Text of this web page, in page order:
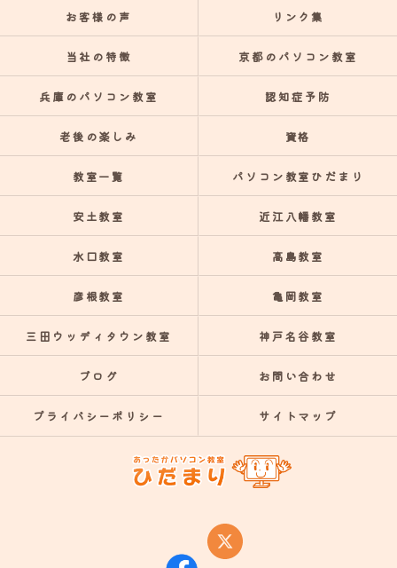
お客様の声 リンク集
当社の特徴 京都のパソコン教室
兵庫のパソコン教室 認知症予防
老後の楽しみ 資格
教室一覧 パソコン教室ひだまり
安土教室 近江八幡教室
水口教室 高島教室
彦根教室 亀岡教室
三田ウッディタウン教室 神戸名谷教室
ブログ お問い合わせ
プライバシーポリシー サイトマップ